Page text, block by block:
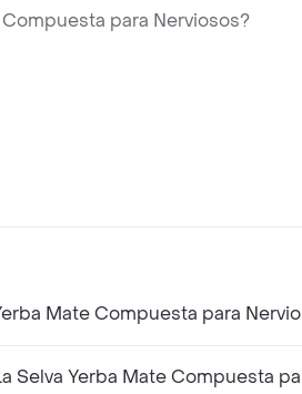
para Nerviosos?
Mate Compuesta para
Selva Yerba Mate Compuesta